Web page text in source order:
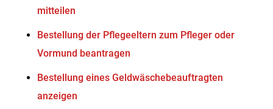
mitteilen
Bestellung der Pflegeeltern zum Pfleger oder
Vormund beantragen
Bestellung eines Geldwäschebeauftragten
anzeigen